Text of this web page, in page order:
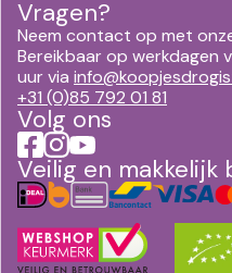
Vragen?
Neem contact op met
Bereikbaar op werkdagen
uur via
+31 (0)85 792 01 81
Volg ons
Veilig en makkelijk